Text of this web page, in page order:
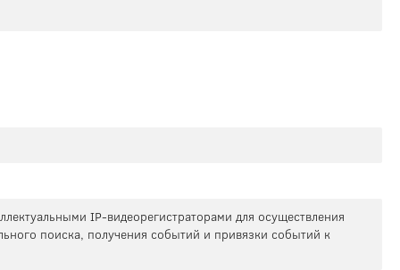
IP-видеорегистраторами для осуществления
поиска, получения событий и привязки событий к